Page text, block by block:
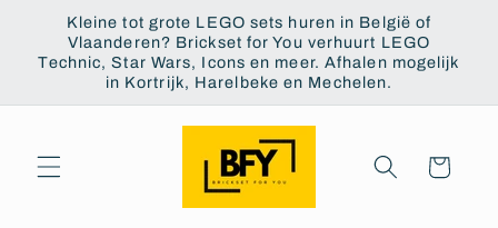
naar de
content
Kleine tot grote LEGO sets huren in België of
Vlaanderen? Brickset for You verhuurt LEGO
Technic, Star Wars, Icons en meer. Afhalen mogelijk
in Kortrijk, Harelbeke en Mechelen.
Winkelwagen